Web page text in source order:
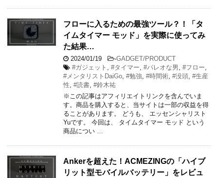
フローに入るための最強ツール？！「タ
イムタイマー モッド」を実際に使ってみ
た結果…
2024/01/19 -GADGET/PRODUCT
#ガジェット
#タイマー #パレオな男 #フロー
#メンタリストDaiGo #勉強 #時間術 #没頭 #生産
性 #読書 #鈴木祐
※この記事はアフィリエイトリンクを含んでいま
す。商品を購入すると、当サイトは一部の収益を得
ることがあります。 どうも、 エッセンシャリスト
Yuです。 今回は、 タイムタイマー モッド という
商品につい …
Ankerを超えた！ACMEZINGの「ハイブ
リット型モバイルバッテリー」をレビュ